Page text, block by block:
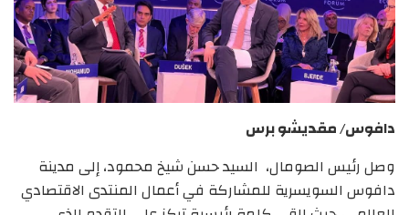
دافوس/ مقديشو برس
وصل رئيس الصومال، السيد حسن شيخ محمود، إلى مدينة
دافوس السويسرية للمشاركة في أعمال المنتدى الاقتصادي